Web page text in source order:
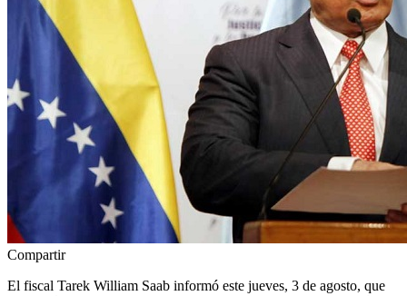
Compartir
El fiscal Tarek William Saab informó este jueves, 3 de agosto, que